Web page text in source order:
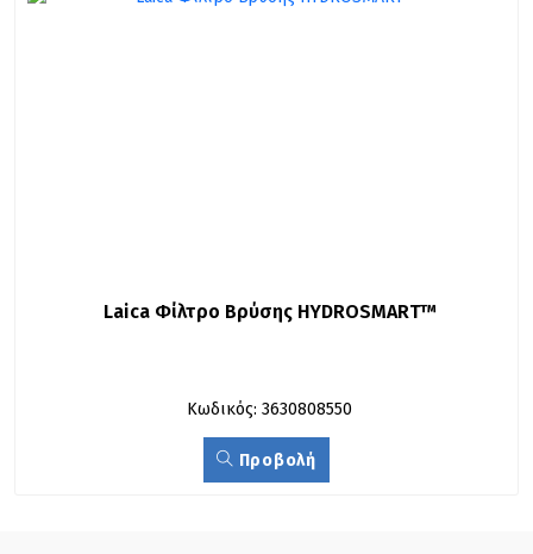
Laica Φίλτρο Βρύσης HYDROSMART™
Κωδικός: 3630808550
Προβολή